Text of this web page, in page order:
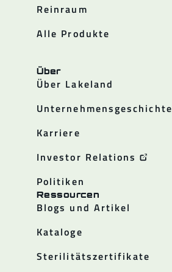
Reinraum
Alle Produkte
Über
Über Lakeland
Unternehmensgeschichte
Karriere
Investor Relations
Politiken
Ressourcen
Blogs und Artikel
Kataloge
Sterilitätszertifikate